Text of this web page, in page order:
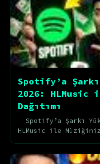
Spotify’a
2026:
Dağıtımı
Spotify’a Şarkı
HLMusic ile